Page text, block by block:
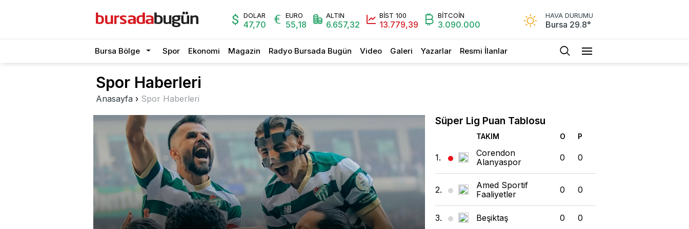
DOLAR
47,70
EURO
55,18
ALTIN
6.657,32
BİST 100
13.779,39
BİTCOİN
3.090.000
HAVA DURUMU
Bursa 29.8°
Bursa Bölge Spor Ekonomi Magazin Radyo Bursada Bugün Video Galeri Yazarlar Resmi İlanlar
Spor Haberleri
Anasayfa › Spor Haberleri
Süper Lig Puan Tablosu
TAKIM O P
1.
Corendon
Alanyaspor
0 0
2.
Amed Sportif
Faaliyetler
0 0
3. Beşiktaş 0 0